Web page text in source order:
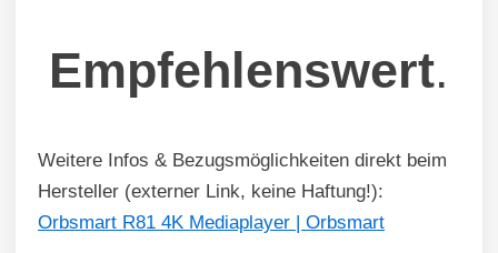
Empfehlenswert.
Weitere Infos & Bezugsmöglichkeiten direkt beim
Hersteller (externer Link, keine Haftung!):
Orbsmart R81 4K Mediaplayer | Orbsmart